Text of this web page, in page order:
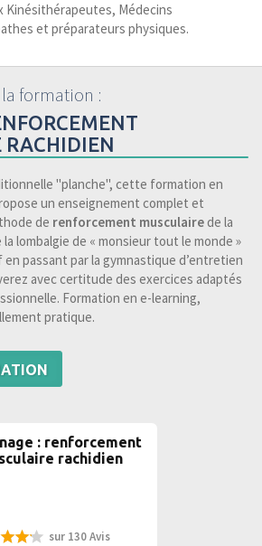
Kinésithérapeutes, Médecins
et préparateurs physiques.
la formation :
RACHIDIEN
"planche", cette formation en
un enseignement complet et
de renforcement musculairede la
la lombalgie de « monsieur tout le monde »
passant par la gymnastique d’entretien
avec certitude des exercices adaptés
Formation en e-learning,
pratique.
: renforcement
rachidien
sur 130 Avis